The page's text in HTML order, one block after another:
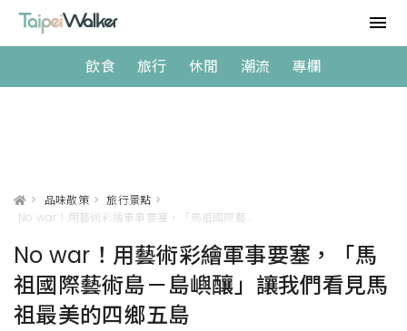
飲食 旅行 休閒 潮流 專欄
> 品味散策 > 旅行景點 >
No war！用藝術彩繪軍事要塞，「馬
祖國際藝術島－島嶼釀」讓我們看見馬
祖最美的四鄉五島